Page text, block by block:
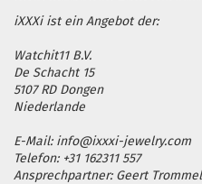
iXXXi ist ein Angebot der:
Watchit11 B.V.
De Schacht 15
5107 RD Dongen
Niederlande
E-Mail: info@ixxxi-jewelry.com
Telefon: +31 162311 557
Ansprechpartner: Geert